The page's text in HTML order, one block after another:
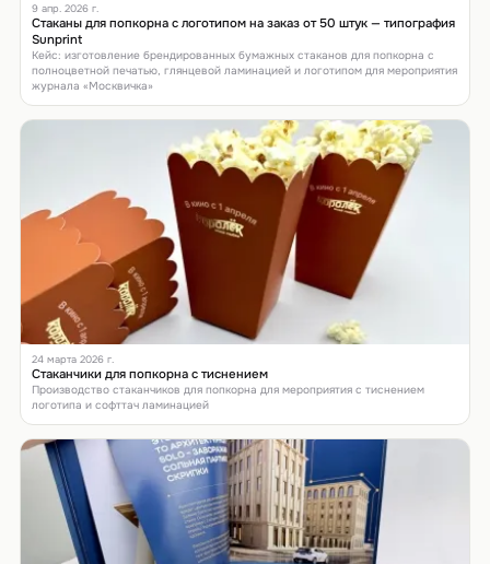
9 апр. 2026 г.
Стаканы для попкорна с логотипом на заказ от 50 штук — типография
Sunprint
Кейс: изготовление брендированных бумажных стаканов для попкорна с
полноцветной печатью, глянцевой ламинацией и логотипом для мероприятия
журнала «Москвичка»
24 марта 2026 г.
Стаканчики для попкорна с тиснением
Производство стаканчиков для попкорна для мероприятия с тиснением
логотипа и софттач ламинацией